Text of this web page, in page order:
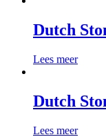
Dutch
Lees meer
Dutch
Lees meer